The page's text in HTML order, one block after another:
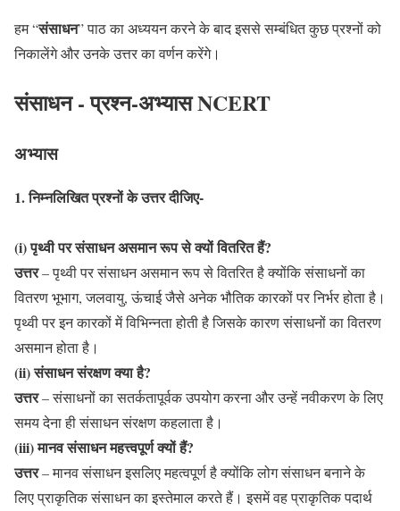
हम “संसाधन” पाठ का अध्ययन करने के बाद इससे सम्बंधित कुछ प्रश्नों को
निकालेंगे और उनके उत्तर का वर्णन करेंगे।
संसाधन - प्रश्न-अभ्यास NCERT
अभ्यास
1. निम्नलिखित प्रश्नों के उत्तर दीजिए-
(i) पृथ्वी पर संसाधन असमान रूप से क्यों वितरित हैं?
उत्तर– पृथ्वी पर संसाधन असमान रूप से वितरित है क्योंकि संसाधनों का
वितरण भूभाग, जलवायु, ऊंचाई जैसे अनेक भौतिक कारकों पर निर्भर होता है।
पृथ्वी पर इन कारकों में विभिन्नता होती है जिसके कारण संसाधनों का वितरण
असमान होता है।
(ii) संसाधन संरक्षण क्या है?
उत्तर– संसाधनों का सतर्कतापूर्वक उपयोग करना और उन्हें नवीकरण के लिए
समय देना ही संसाधन संरक्षण कहलाता है।
(iii) मानव संसाधन महत्त्वपूर्ण क्यों हैं?
उत्तर– मानव संसाधन इसलिए महत्वपूर्ण है क्योंकि लोग संसाधन बनाने के
लिए प्राकृतिक संसाधन का इस्तेमाल करते हैं। इसमें वह प्राकृतिक पदार्थ